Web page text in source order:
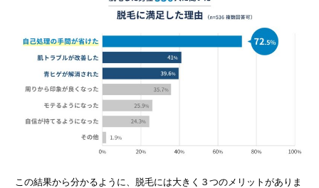
この結果から分かるように、脱毛には大きく３つのメリットがありま